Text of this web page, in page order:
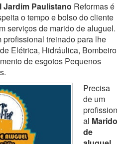
Jardim Paulistano Reformas é
o tempo e bolso do cliente
serviços de marido de aluguel.
profissional treinado para lhe
Elétrica, Hidráulica, Bombeiro
de esgotos Pequenos
Precisa
de um
profission
al Marido
de